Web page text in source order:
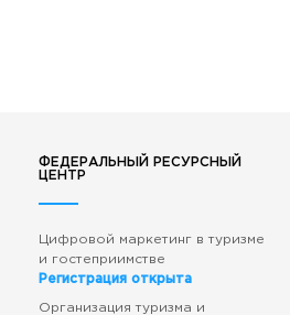
ФЕДЕРАЛЬНЫЙ РЕСУРСНЫЙ
ЦЕНТР
Цифровой маркетинг в туризме
и гостеприимстве
Регистрация открыта
Организация туризма и